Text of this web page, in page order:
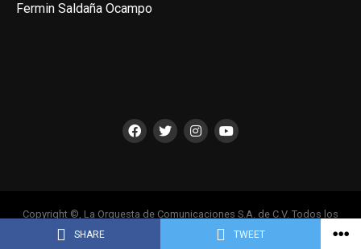
SHARE TWEET
Fermin Saldaña Ocampo
Copyright ©, La Orquesta de Comunicaciones S.A. de C.V. Todos los
Derechos Reservados